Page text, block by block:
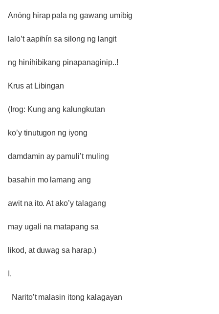
Anóng hirap pala ng gawang umibig
lalo’t aapihín sa silong ng langit
ng hiníhibikang pinapanaginip..!
Krus at Libingan
(Irog: Kung ang kalungkutan
ko’y tinutugon ng iyong
damdamin ay pamuli’t muling
basahin mo lamang ang
awit na ito. At ako’y talagang
may ugali na matapang sa
likod, at duwag sa harap.)
I.
Narito’t malasin itong kalagayan